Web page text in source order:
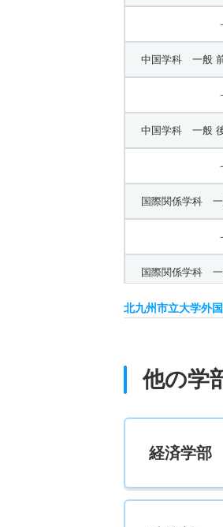
中国学科 一般
中国学科 一般
国際関係学科
国際関係学科
北九州市立大学外
他の学
経済学部